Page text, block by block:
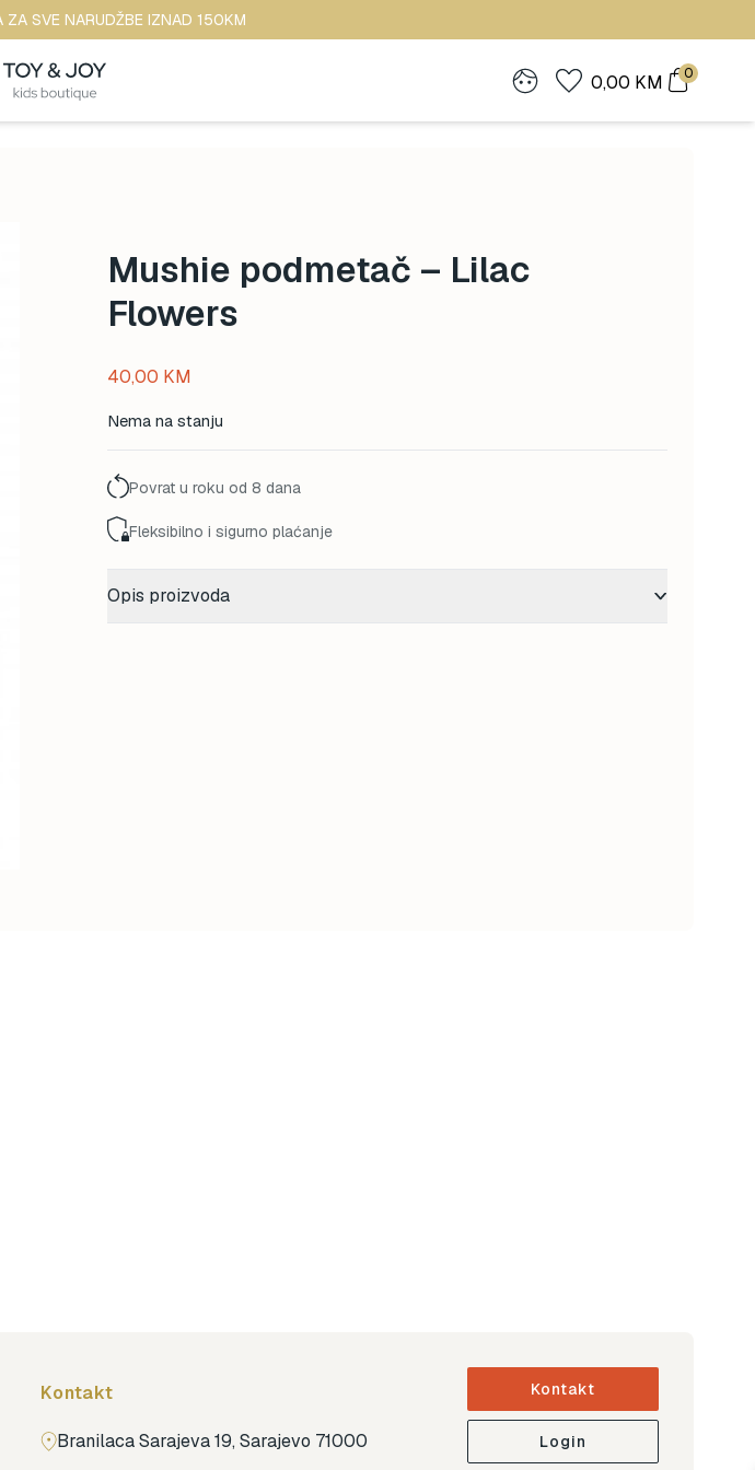
ZA SVE NARUDŽBE IZNAD 150KM
0,00 KM 0
Mushie podmetač – Lilac
Flowers
40,00 KM
Nema na stanju
Povrat u roku od 8 dana
Fleksibilno i sigurno plaćanje
Opis proizvoda
Kontakt
Branilaca Sarajeva 19, Sarajevo 71000
Kontakt
Login